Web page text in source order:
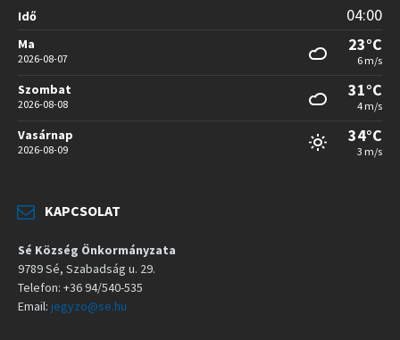
Idő 04:00
Ma
2026-08-07
23°C
6 m/s
Szombat
2026-08-08
31°C
4 m/s
Vasárnap
2026-08-09
34°C
3 m/s
KAPCSOLAT
Sé Község Önkormányzata
9789 Sé, Szabadság u. 29.
Telefon: +36 94/540-535
Email: jegyzo@se.hu